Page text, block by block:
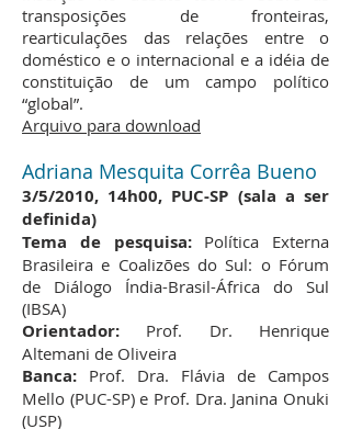
transposições de fronteiras,
rearticulações das relações entre o
doméstico e o internacional e a idéia de
constituição de um campo político
“global”.
Arquivo para download
Adriana Mesquita Corrêa Bueno
3/5/2010, 14h00, PUC-SP (sala a ser
definida)
Tema de pesquisa:Política Externa
Brasileira e Coalizões do Sul: o Fórum
de Diálogo Índia-Brasil-África do Sul
(IBSA)
Orientador: Prof. Dr. Henrique
Altemani de Oliveira
Banca: Prof. Dra. Flávia de Campos
Mello (PUC-SP) e Prof. Dra. Janina Onuki
(USP)